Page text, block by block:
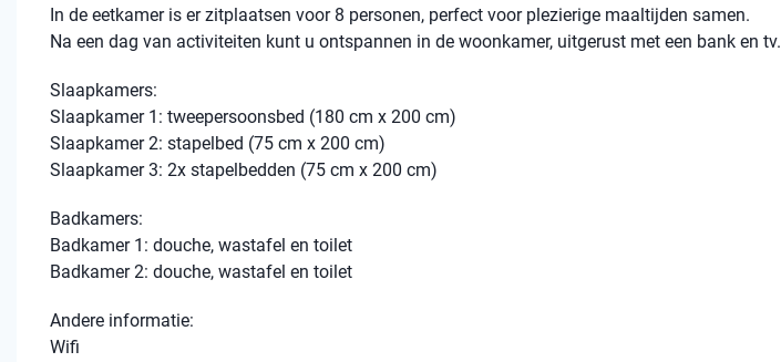
In de eetkamer is er zitplaatsen voor 8 personen, perfect voor plezierige maaltijden samen.
Na een dag van activiteiten kunt u ontspannen in de woonkamer, uitgerust met een bank en tv.
Slaapkamers:
Slaapkamer 1: tweepersoonsbed (180 cm x 200 cm)
Slaapkamer 2: stapelbed (75 cm x 200 cm)
Slaapkamer 3: 2x stapelbedden (75 cm x 200 cm)
Badkamers:
Badkamer 1: douche, wastafel en toilet
Badkamer 2: douche, wastafel en toilet
Andere informatie:
Wifi